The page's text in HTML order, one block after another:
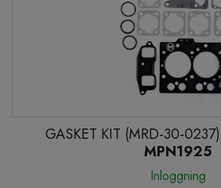
GASKET KIT (MRD-30-
MPN1925
Inloggning